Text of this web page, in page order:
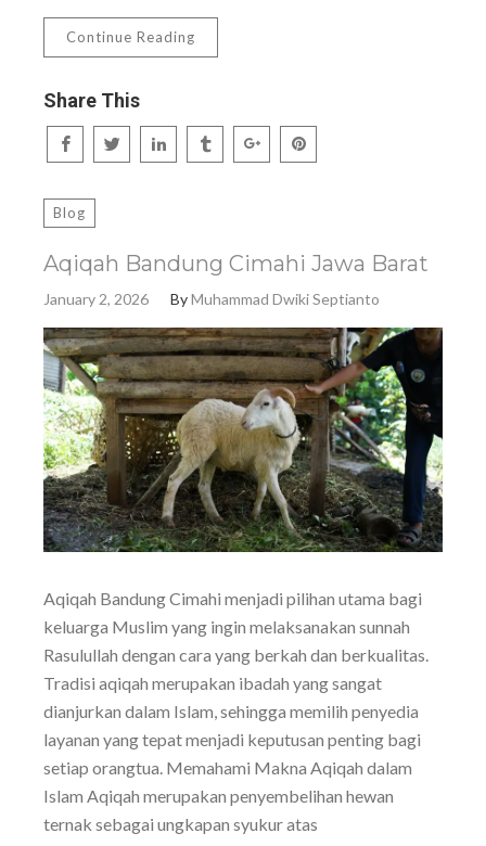
Continue Reading
Share This
Blog
Aqiqah Bandung Cimahi Jawa Barat
January 2, 2026 ByMuhammad Dwiki Septianto
Aqiqah Bandung Cimahi menjadi pilihan utama bagi
keluarga Muslim yang ingin melaksanakan sunnah
Rasulullah dengan cara yang berkah dan berkualitas.
Tradisi aqiqah merupakan ibadah yang sangat
dianjurkan dalam Islam, sehingga memilih penyedia
layanan yang tepat menjadi keputusan penting bagi
setiap orangtua. Memahami Makna Aqiqah dalam
Islam Aqiqah merupakan penyembelihan hewan
ternak sebagai ungkapan syukur atas